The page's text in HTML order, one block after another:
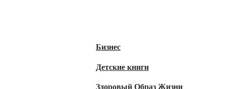
Бизнес
Детские книги
Здоровый Образ Жизни